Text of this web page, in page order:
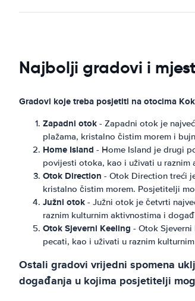
Najbolji gradovi i
Gradovi koje treba posjetiti na otocima
Zapadni otok - Zapadni otok je
plažama, kristalno čistim morem i
Home Island - Home Island je drugi
povijesti otoka, kao i uživati ​​u
Otok Direction - Otok Direction treći
kristalno čistim morem. Posjetitelji
Južni otok - Južni otok je četvrti
raznim kulturnim aktivnostima i
Otok Sjeverni Keeling - Otok
pecati, kao i uživati ​​u raznim
Ostali gradovi vrijedni spomena
događanja u kojima posjetitelji